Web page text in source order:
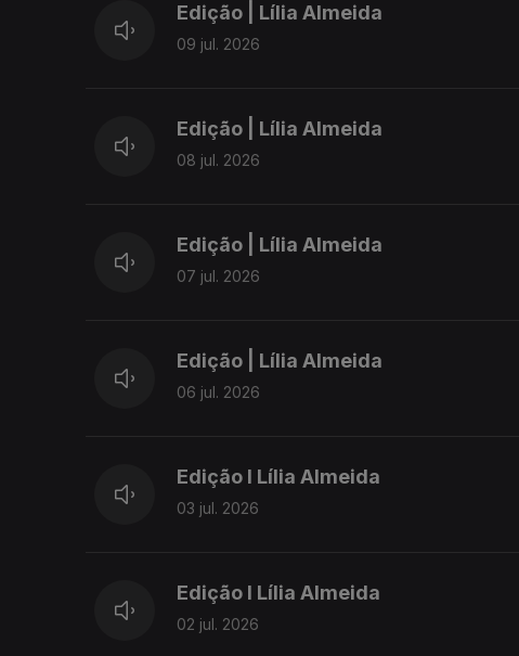
Edição | Lília Almeida
09 jul. 2026
Edição | Lília Almeida
08 jul. 2026
Edição | Lília Almeida
07 jul. 2026
Edição | Lília Almeida
06 jul. 2026
Edição I Lília Almeida
03 jul. 2026
Edição I Lília Almeida
02 jul. 2026